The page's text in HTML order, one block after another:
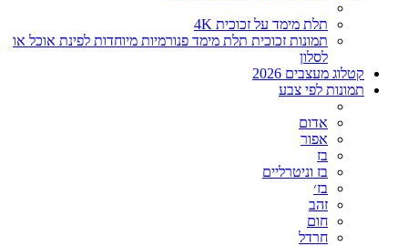
תלת מימד על זכוכית 4K
תמונות זכוכית תלת מימד פנורמיות מיוחדות לפינת אוכל או
לסלון
קטלוג מעצבים 2026
תמונות לפי צבע
אדום
אפור
בז
בז וניטרליים
בז׳
זהב
חום
חרדל